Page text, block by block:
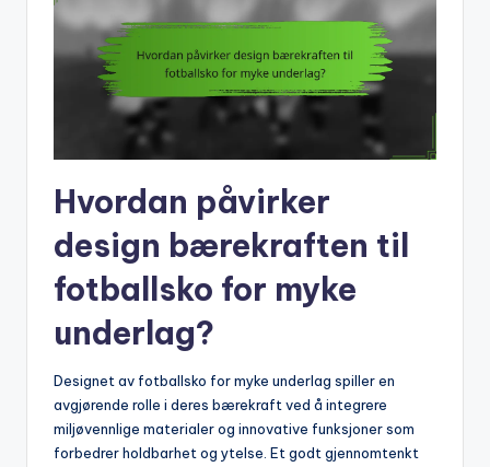
Hvordan påvirker
design bærekraften til
fotballsko for myke
underlag?
Designet av fotballsko for myke underlag spiller en
avgjørende rolle i deres bærekraft ved å integrere
miljøvennlige materialer og innovative funksjoner som
forbedrer holdbarhet og ytelse. Et godt gjennomtenkt